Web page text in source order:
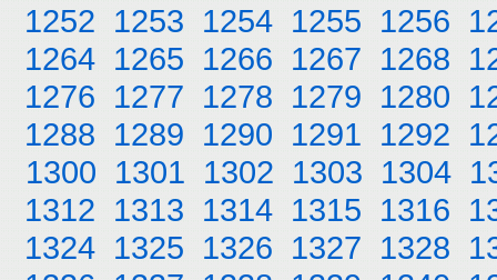
1252 1253 1254 1255 1256
1264 1265 1266 1267 1268
1276 1277 1278 1279 1280
1288 1289 1290 1291 1292
1300 1301 1302 1303 1304
1312 1313 1314 1315 1316
1324 1325 1326 1327 1328